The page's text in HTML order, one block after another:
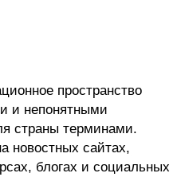
пространство
и непонятными
страны терминами.
новостных сайтах,
блогах и социальных